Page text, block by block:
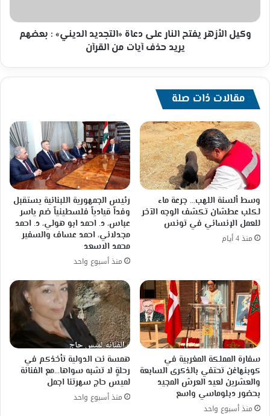
:
بعضهم
آيات
القرآن
وكيل الأزهر يفتح النار على دعاة «التجديد الديني» : بعضهم
يريد حذف آيات من القرآن
مقالات ذات صلة
وسط ألسنة اللهب… جرعة ماء
لكلب عطشان تكشف الوجه الآخر
للعمل الإنساني في تونس
منذ 4 أيام
رئيس الجمهورية اللبنانية يستقبل
وفداً قيادياً فلسطينياً ضم ياسر
عباس، د. احمد ابو هولي، د. احمد
مجدلاني، احمد عساف والسفير
محمد الاسعد
منذ أسبوع واحد
سفارة المملكة المغربية في
كوبنهاغن تحتفي بالذكرى السابعة
والعشرين لعيد العرش المجيد
بحضور دبلوماسي واسع
منذ أسبوع واحد
همسة نت الدولية تأخذكم في
رحلةٍ لا تشبه سواها…مع الفنانة
لميس حاج سهرتنا اجمل
منذ أسبوع واحد